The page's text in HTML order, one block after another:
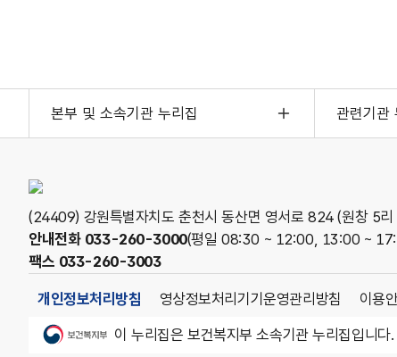
본부 및 소속기관 누리집 관련기관
(24409) 강원특별자치도 춘천시 동산면 영서로 824 (원창 5
안내전화 033-260-3000(평일 08:30 ~ 12:00, 13:00 ~
팩스 033-260-3003
개인정보처리방침
영상정보처리기기운영관리방침 이용
보건복지부
이 누리집은 보건복지부 소속기관 누리집입니다.